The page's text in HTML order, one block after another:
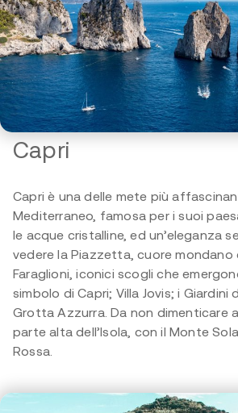
Capri
Capri è una delle mete più
Mediterraneo, famosa per i suoi
le acque cristalline, ed un’eleganza
vedere la Piazzetta, cuore mondano
Faraglioni, iconici scogli che
simbolo di Capri; Villa Jovis; i Giardini
Grotta Azzurra. Da non dimenticare
parte alta dell’Isola, con il Monte
Rossa.